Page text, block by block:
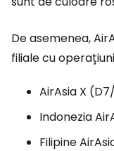
De asemenea,
filiale cu
AirAsia X
Indonezia
Filipine